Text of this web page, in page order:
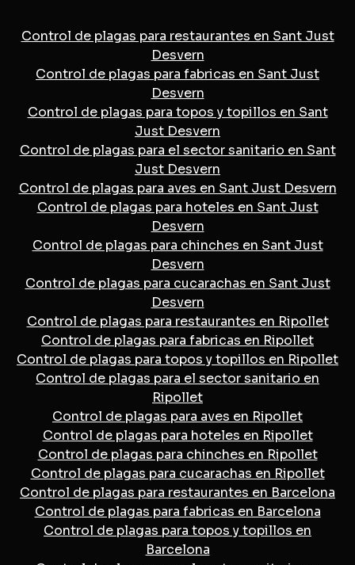
Control de plagas para restaurantes en Sant Just
Desvern
Control de plagas para fabricas en Sant Just
Desvern
Control de plagas para topos y topillos en Sant
Just Desvern
Control de plagas para el sector sanitario en Sant
Just Desvern
Control de plagas para aves en Sant Just Desvern
Control de plagas para hoteles en Sant Just
Desvern
Control de plagas para chinches en Sant Just
Desvern
Control de plagas para cucarachas en Sant Just
Desvern
Control de plagas para restaurantes en Ripollet
Control de plagas para fabricas en Ripollet
Control de plagas para topos y topillos en Ripollet
Control de plagas para el sector sanitario en
Ripollet
Control de plagas para aves en Ripollet
Control de plagas para hoteles en Ripollet
Control de plagas para chinches en Ripollet
Control de plagas para cucarachas en Ripollet
Control de plagas para restaurantes en Barcelona
Control de plagas para fabricas en Barcelona
Control de plagas para topos y topillos en
Barcelona